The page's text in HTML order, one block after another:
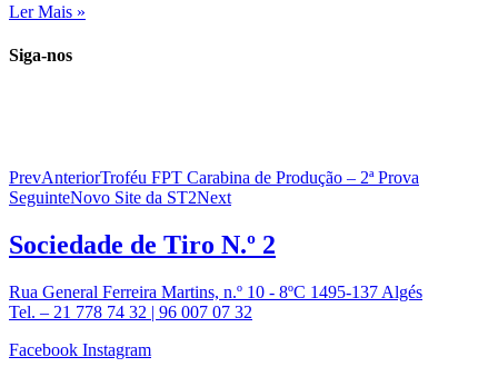
Ler Mais »
Siga-nos
PrevAnteriorTroféu FPT Carabina de Produção – 2ª Prova
SeguinteNovo Site da ST2Next
Sociedade de Tiro N.º 2
Rua General Ferreira Martins, n.º 10 - 8ºC 1495-137 Algés
Tel. – 21 778 74 32 | 96 007 07 32
Facebook Instagram